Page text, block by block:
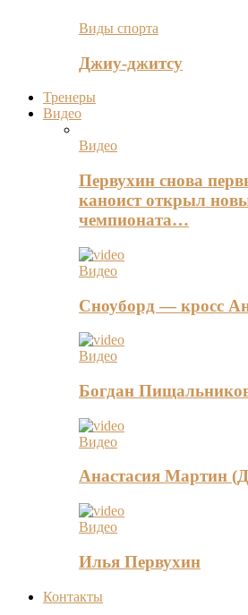
Виды спорта
Джиу-джитсу
Тренеры
Видео
Видео
Первухин снова
каноист открыл
чемпионата…
Видео
Сноуборд — кросс
Видео
Богдан
Видео
Анастасия Мартин
Видео
Илья Первухин
Контакты